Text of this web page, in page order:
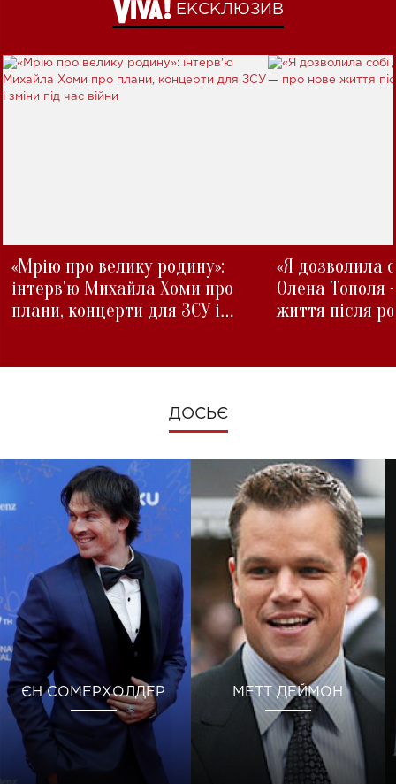
ЕКСКЛЮЗИВ
«Мрію про велику родину»:
інтерв'ю Михайла Хоми про
плани, концерти для ЗСУ і
«Я дозволила
Олена Тополя
життя після
ДОСЬЄ
ЄН СОМЕРХОЛДЕР МЕТТ ДЕЙМОН